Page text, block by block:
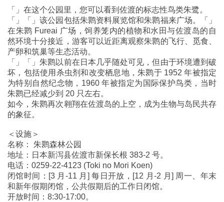
「」在这个公园里，您可以看到佐渡的标志性鸟类朱鹭。
「」「」该公园包括朱鹮资料展览馆和朱鹮福来广场。「」
在朱鹮 Fureai 广场，饲养笼内的植物和水田与佐渡岛的自
然环境十分接近，游客可以近距离观察朱鹮的飞行、觅食、
产卵和筑巢等生态活动。
「」「」朱鹮以前在日本几乎随处可见，但由于环境遭到破
坏，包括使用杀虫剂和改变栖息地，朱鹮于 1952 年被指定
为特别自然纪念物，1960 年被指定为国际保护鸟类，当时
朱鹮已经减少到 20 只左右。
如今，朱鹮再次翱翔在佐渡岛的上空，成为生物与岛民共存
的象征。
＜设施＞
名称： 朱鹮森林公园
地址：日本新泻县佐渡市新保长根 383-2 号。
电话：0259-22-4123 (Toki no Mori Koen)
闭馆时间：[3 月-11 月] 每日开放，[12 月-2 月] 周一、年末
和新年假期闭馆，公共假期后的工作日闭馆。
开放时间：8:30-17:00。